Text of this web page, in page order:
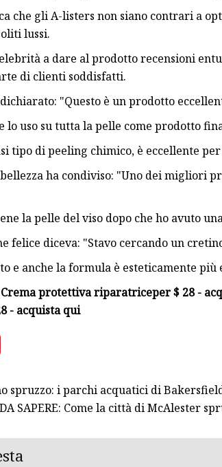
che gli A-listers non siano contrari a
lussi.
a dare al prodotto recensioni
di clienti soddisfatti.
"Questo è un prodotto
lo uso su tutta la pelle come prodotto
tipo di peeling chimico, è eccellente
ha condiviso: "Uno dei migliori
la pelle del viso dopo che ho avuto
felice diceva: "Stavo cercando un
e anche la formula è esteticamente più
protettiva riparatriceper $ 28 -
- acquista qui
spruzzo: i parchi acquatici di
DA SAPERE: Come la città di McAlester